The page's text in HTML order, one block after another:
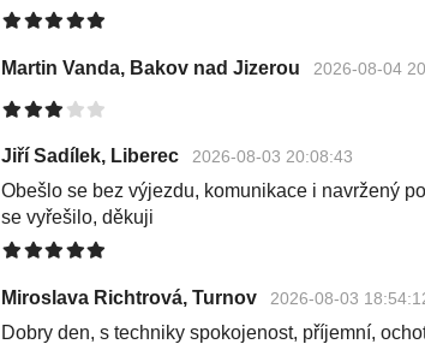
Martin Vanda, Bakov nad Jizerou 2026-08-04
Jiří Sadílek, Liberec 2026-08-03 20:08:43
Obešlo se bez výjezdu, komunikace i navržený
se vyřešilo, děkuji
Miroslava Richtrová, Turnov 2026-08-03
Dobry den, s techniky spokojenost, příjemní,